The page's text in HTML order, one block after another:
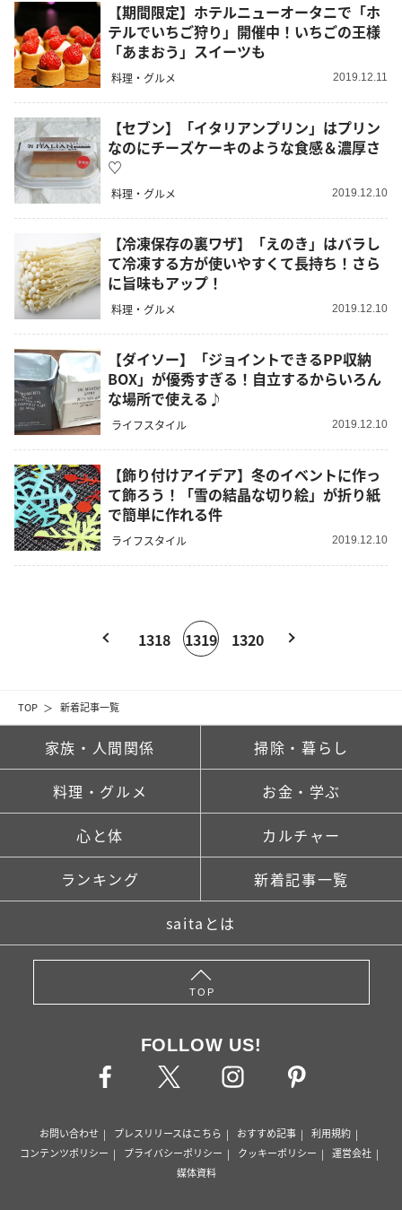
TOP 新着記事一覧
【期間限定】ホテルニューオータニで「ホ
テルでいちご狩り」開催中！いちごの王様
「あまおう」スイーツも
料理・グルメ 2019.12.11
【セブン】「イタリアンプリン」はプリン
なのにチーズケーキのような食感＆濃厚さ
♡
料理・グルメ 2019.12.10
【冷凍保存の裏ワザ】「えのき」はバラし
て冷凍する方が使いやすくて長持ち！さら
に旨味もアップ！
料理・グルメ 2019.12.10
【ダイソー】「ジョイントできるPP収納
BOX」が優秀すぎる！自立するからいろん
な場所で使える♪
ライフスタイル 2019.12.10
【飾り付けアイデア】冬のイベントに作っ
て飾ろう！「雪の結晶な切り絵」が折り紙
で簡単に作れる件
ライフスタイル 2019.12.10
1318 1319 1320
家族・人間関係 掃除・暮らし
料理・グルメ お金・学ぶ
心と体 カルチャー
ランキング 新着記事一覧
saitaとは
TOP
FOLLOW US!
お問い合わせ プレスリリースはこちら おすすめ記事
利用規約
コンテンツポリシー
プライバシーポリシー クッキーポリシー
運営会社
媒体資料